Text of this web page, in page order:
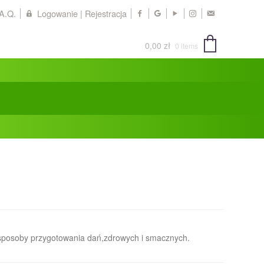
Logowanie | Rejestracja
0,00 zł 0 items
przygotowania dań,zdrowych i smacznych.